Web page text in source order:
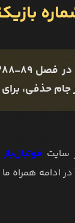
حذفی، برای
سایت فوتبال‌باز
ادامه همراه